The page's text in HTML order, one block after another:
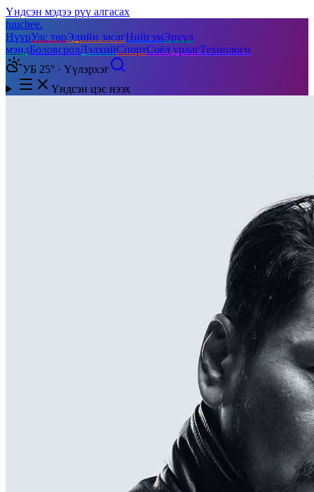
Үндсэн мэдээ рүү алгасах
tuuchee.
НүүрУлс төрЭдийн засагНийгэмЭрүүл
мэндБоловсролДэлхийСпортСоёл урлагТехнологи
УБ 25° · Үүлэрхэг
Үндсэн цэс нээх